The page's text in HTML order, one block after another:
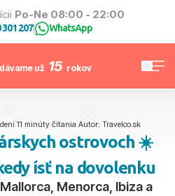
Po-Ne 08:00 - 22:00
301 207| WhatsApp
už 15 rokov
11 minúty čítania Autor: Travelco.sk
ostrovoch ☀️
ísť na dovolenku
Menorca, Ibiza a